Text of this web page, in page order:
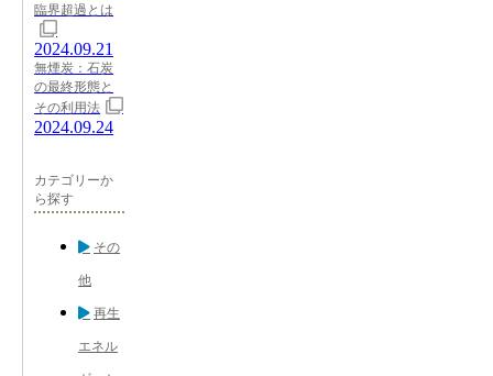
臨界超過とは
2024.09.21
無煙炭：石炭
の最終形態と
その利用法
2024.09.24
カテゴリーか
ら探す
その
他
再生
エネル